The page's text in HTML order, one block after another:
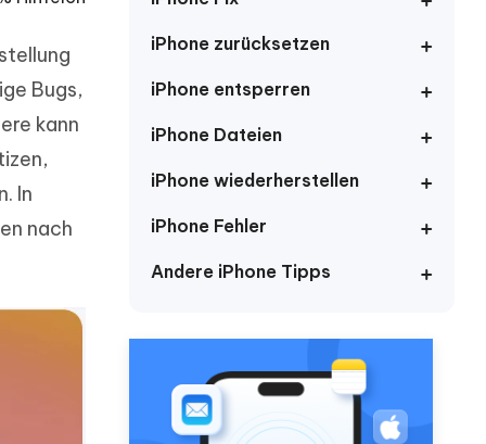
Mehr Nützliche Tipps
Jetzt Ansehen
Bugs,
kann
In
nach
iPhone zurücksetzen
iPhone entsperren
iPhone Dateien
iPhone wiederherstellen
iPhone Fehler
Andere iPhone Tipps